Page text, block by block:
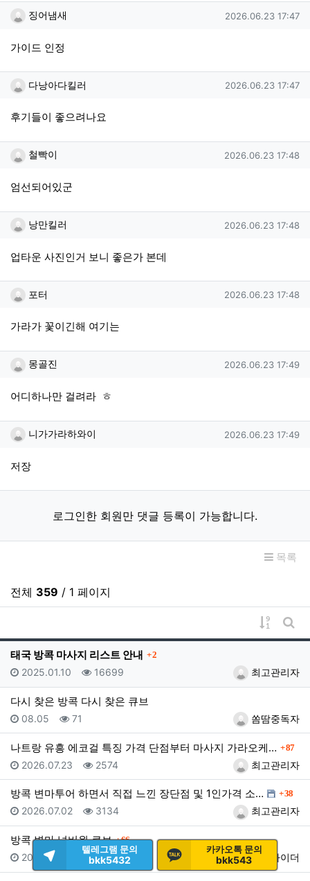
징어냄새님의 댓글
징어냄새 작성일
2026.06.23 17:47
가이드 인정
다낭아다킬러님의 댓글
다낭아다킬러 작성일
2026.06.23 17:47
후기들이 좋으려나요
철빡이님의 댓글
철빡이 작성일
2026.06.23 17:48
엄선되어있군
낭만킬러님의 댓글
낭만킬러 작성일
2026.06.23 17:48
업타운 사진인거 보니 좋은가 본데
포터님의 댓글
포터 작성일
2026.06.23 17:48
가라가 꽃이긴해 여기는
몽골진님의 댓글
몽골진 작성일
2026.06.23 17:49
어디하나만 걸려라 ㅎ
니가가라하와이님의 댓글
니가가라하와이 작성일
2026.06.23 17:49
저장
로그인한 회원만 댓글 등록이 가능합니다.
목록
전체 359 / 1 페이지
게시물
게
태국 방콕 마사지 리스트 안내 댓글
2
등록자최고관리자
등록일
2025.01.10 조회
16699
다시 찾은 방콕 다시 찾은 큐브
등록자쏨땀중독자
등록일
08.05 조회
71
나트랑 유흥 에코걸 특징 가격 단점부터 마사지 가라오케… 댓글
87
등록자최고관리자
등록일
2026.07.23 조회
2574
방콕 변마투어 하면서 직접 느낀 장단점 및 1인가격 소… 댓글
38
등록자최고관리자
등록일
2026.07.02 조회
3134
방콕 변마 넘버원 큐브 댓글
66
등록자툭툭라이더
등록일
2026.06.26 조회
3072
텔레그램 문의
bkk5432
카카오톡 문의
bkk543